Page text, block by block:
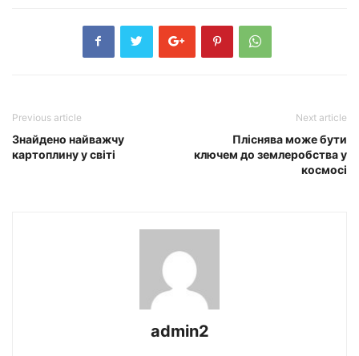
Previous article
Знайдено найважчу
картоплину у світі
Next article
Пліснява може бути
ключем до землеробства у
космосі
admin2